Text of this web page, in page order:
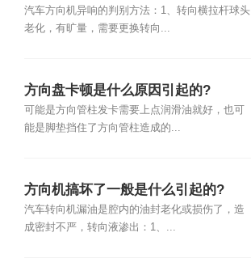
汽车方向机异响的判别方法：1、转向横拉杆球头
老化，有旷量，需要更换转向...
方向盘卡顿是什么原因引起的?
可能是方向管柱发卡需要上点润滑油就好，也可
能是脚垫挡住了方向管柱造成的...
方向机搞坏了一般是什么引起的?
汽车转向机漏油是腔内的油封老化或损伤了，造
成密封不严，转向液渗出：1、...